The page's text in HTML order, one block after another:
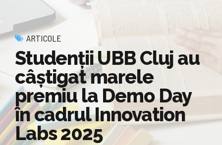
ARTICOLE
Studenții UBB Cluj au
câștigat marele
premiu la Demo Day
în cadrul Innovation
Labs 2025